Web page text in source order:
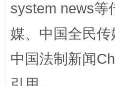
国家大学科技园优化重
system news等
媒、中国全民
中国法制新闻